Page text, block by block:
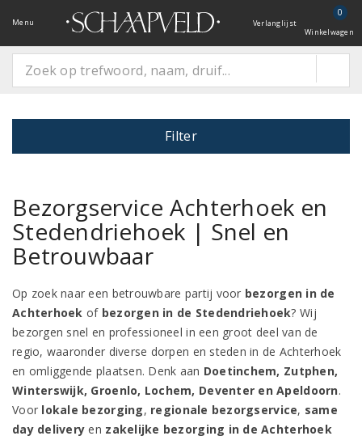
Menu Verlanglijst
0
Winkelwagen
Filter
Bezorgservice Achterhoek en
Stedendriehoek | Snel en
Betrouwbaar
Op zoek naar een betrouwbare partij voor bezorgen in de
Achterhoek of bezorgen in de Stedendriehoek? Wij
bezorgen snel en professioneel in een groot deel van de
regio, waaronder diverse dorpen en steden in de Achterhoek
en omliggende plaatsen. Denk aan Doetinchem, Zutphen,
Winterswijk, Groenlo, Lochem, Deventer en Apeldoorn.
Voor lokale bezorging, regionale bezorgservice, same
day delivery en zakelijke bezorging in de Achterhoek